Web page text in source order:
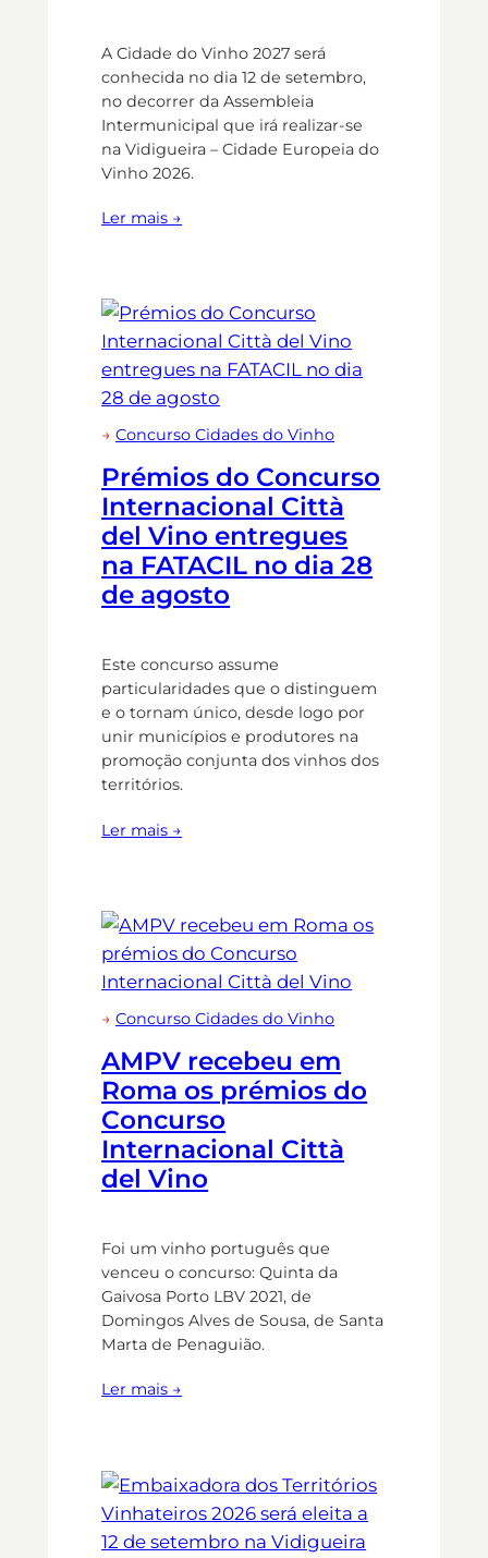
A Cidade do Vinho 2027 será
conhecida no dia 12 de setembro,
no decorrer da Assembleia
Intermunicipal que irá realizar-se
na Vidigueira – Cidade Europeia do
Vinho 2026.
Ler mais →
→Concurso Cidades do Vinho
Prémios do Concurso
Internacional Città
del Vino entregues
na FATACIL no dia 28
de agosto
Este concurso assume
particularidades que o distinguem
e o tornam único, desde logo por
unir municípios e produtores na
promoção conjunta dos vinhos dos
territórios.
Ler mais →
→Concurso Cidades do Vinho
AMPV recebeu em
Roma os prémios do
Concurso
Internacional Città
del Vino
Foi um vinho português que
venceu o concurso: Quinta da
Gaivosa Porto LBV 2021, de
Domingos Alves de Sousa, de Santa
Marta de Penaguião.
Ler mais →